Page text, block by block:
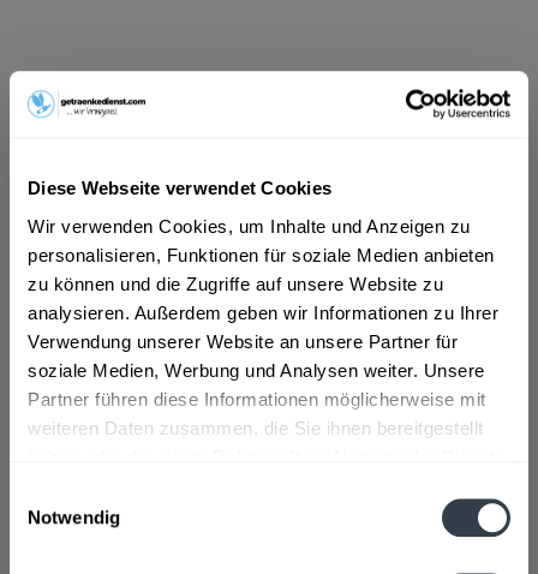
Diese Webseite verwendet Cookies
Wir verwenden Cookies, um Inhalte und Anzeigen zu
personalisieren, Funktionen für soziale Medien anbieten
zu können und die Zugriffe auf unsere Website zu
analysieren. Außerdem geben wir Informationen zu Ihrer
Verwendung unserer Website an unsere Partner für
soziale Medien, Werbung und Analysen weiter. Unsere
Partner führen diese Informationen möglicherweise mit
weiteren Daten zusammen, die Sie ihnen bereitgestellt
Notwendig
ab 23,19 € *
Vorrätig
MEHRWEG
+3,10 € Pfand
In den Warenkorb
Artikel-Nr.:
24129
Verfügbar in:
"Dachsbräu Weizenbock 20 x 0,5l"